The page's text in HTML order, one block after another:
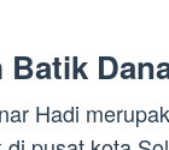
Batik
Hadi